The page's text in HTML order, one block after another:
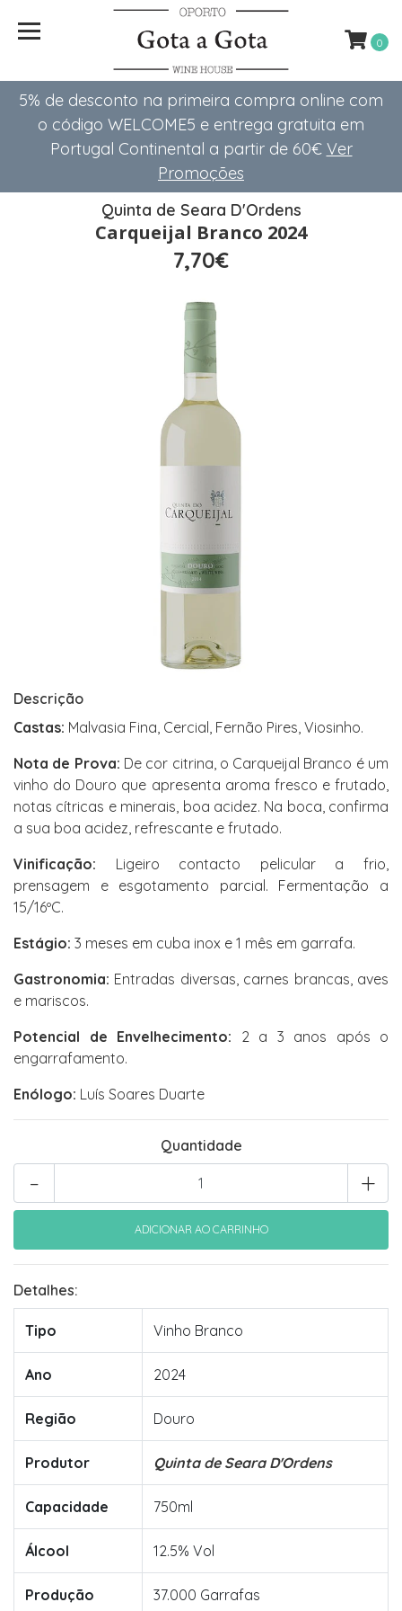
5% de desconto na primeira compra online com
o código WELCOME5 e entrega gratuita em
Portugal Continental a partir de 60€ Ver
Promoções
0
Quinta de Seara D'Ordens
Carqueijal Branco 2024
7,70€
Descrição
Castas: Malvasia Fina, Cercial, Fernão Pires, Viosinho.
Nota de Prova: De cor citrina, o Carqueijal Branco é um
vinho do Douro que apresenta aroma fresco e frutado,
notas cítricas e minerais, boa acidez. Na boca, confirma
a sua boa acidez, refrescante e frutado.
Vinificação: Ligeiro contacto pelicular a frio,
prensagem e esgotamento parcial. Fermentação a
15/16ºC.
Estágio: 3 meses em cuba inox e 1 mês em garrafa.
Gastronomia: Entradas diversas, carnes brancas, aves
e mariscos.
Potencial de Envelhecimento: 2 a 3 anos após o
engarrafamento.
Enólogo: Luís Soares Duarte
Quantidade
+
-
Detalhes:
Tipo Vinho Branco
Ano 2024
Região Douro
Produtor Quinta de Seara D'Ordens
Capacidade 750ml
Álcool 12.5% Vol
Produção 37.000 Garrafas